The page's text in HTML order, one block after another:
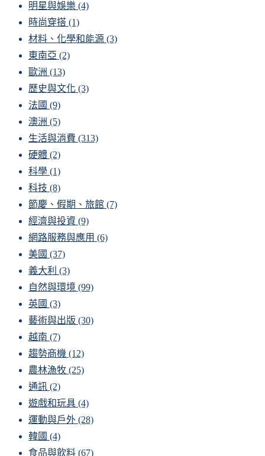
明星與娛樂 (4)
時尚穿搭 (1)
材料、化學和能源 (3)
東南亞 (2)
歐洲 (13)
歷史與文化 (3)
法國 (9)
澳洲 (5)
生活與消費 (313)
硬體 (2)
科學 (1)
科技 (8)
節慶、假期、旅館 (7)
經濟與投資 (9)
網路服務與應用 (6)
美國 (37)
義大利 (3)
自然與環境 (99)
英國 (3)
藝術與出版 (30)
越南 (7)
趨勢商機 (12)
農林漁牧 (25)
通訊 (2)
遊戲和玩具 (4)
運動與戶外 (28)
韓國 (4)
食品與飲料 (67)